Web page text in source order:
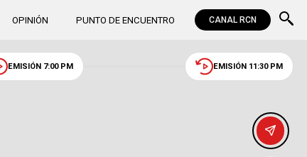
OPINIÓN PUNTO DE ENCUENTRO CANAL RCN
EMISIÓN 7:00 PM EMISIÓN 11:30 PM